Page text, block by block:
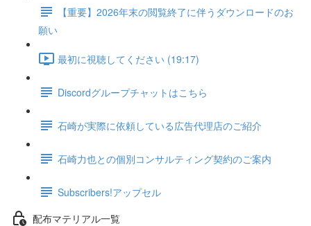
【重要】2026年末の閲覧終了に伴うダウンロードのお
願い
最初に視聴してください (19:17)
Discordグループチャットはこちら
石崎が実際に依頼している広告代理店のご紹介
石崎力也との個別コンサルティング契約のご案内
Subscribers!アップセル
配布マテリアル一覧